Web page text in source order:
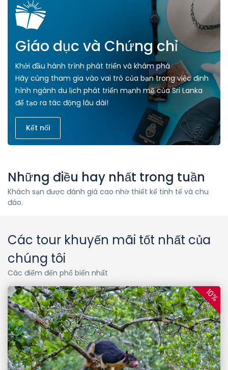
Giáo dục và Chứng chỉ
Khởi đầu hành trình phát triển và khám phá
Hãy cùng tham gia vào vai trò của bạn trong việc định
hình ngành du lịch phát triển mạnh mẽ của Sri Lanka
để tạo ra tác động lâu dài!
Kết nối
Những điều hay nhất trong tuần
Khách sạn được đánh giá cao nhờ thiết kế tinh tế và chu
đáo.
Các tour khuyến mãi tốt nhất của
chúng tôi
Các điểm đến phổ biến nhất
10%